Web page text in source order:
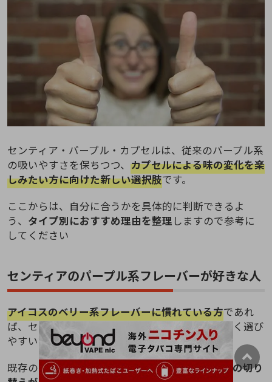
センティア・パープル・カプセルは、従来のパープル系
の吸いやすさを保ちつつ、 カプセルによる味の変化を楽
しみたい方に向けた新しい選択肢です。
ここからは、自分に合うかを具体的に判断できるよ
う、 タイプ別におすすめ理由を整理 しますので参考に
してください
センティアのパープル系フレーバーが好きな人
アイコスのベリー系フレーバーに慣れている方であれ
ば、センティア・パープル・カプセルも違和感なく選び
やすい銘柄です。
既存のパープル系と比べて、カプセルによる香りの切り